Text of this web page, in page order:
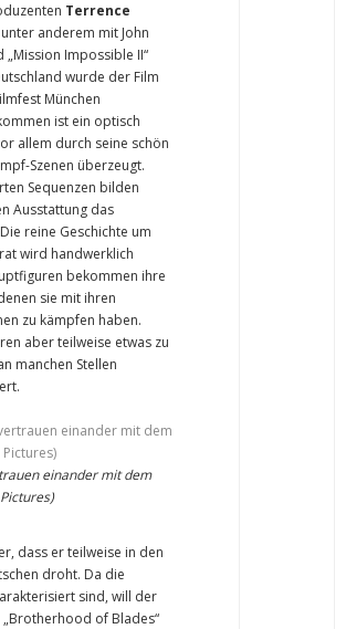
Terrence
anderem mit John
„Mission Impossible II“
wurde der Film
München
ist ein optisch
allem durch seine schön
Szenen überzeugt.
Sequenzen bilden
Ausstattung das
reine Geschichte um
wird handwerklich
bekommen ihre
sie mit ihren
zu kämpfen haben.
aber teilweise etwas zu
manchen Stellen
einander mit dem
dass er teilweise in den
droht. Da die
sind, will der
of Blades“